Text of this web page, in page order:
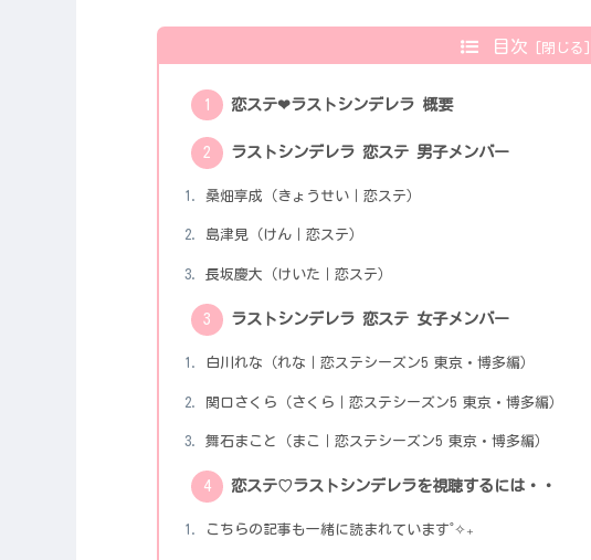
目次
恋ステ❤︎ラストシンデレラ 概要
ラストシンデレラ 恋ステ 男子メンバー
桑畑享成（きょうせい｜恋ステ）
島津見（けん｜恋ステ）
長坂慶大（けいた｜恋ステ）
ラストシンデレラ 恋ステ 女子メンバー
白川れな（れな｜恋ステシーズン5 東京・博多編）
関口さくら（さくら｜恋ステシーズン5 東京・博多編）
舞石まこと（まこ｜恋ステシーズン5 東京・博多編）
恋ステ♡ラストシンデレラを視聴するには・・
こちらの記事も一緒に読まれています˚✧₊